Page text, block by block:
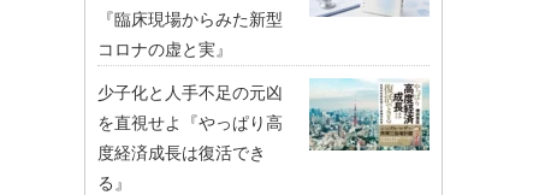
『臨床現場からみた新型
コロナの虚と実』
少子化と人手不足の元凶
を直視せよ『やっぱり高
度経済成長は復活でき
る』